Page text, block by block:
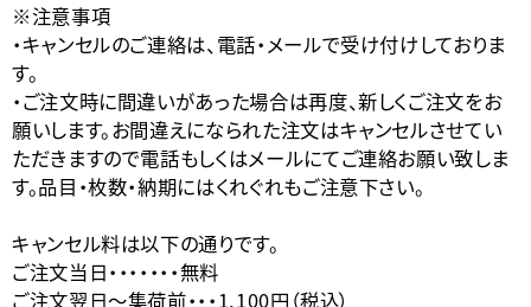
※注意事項
・キャンセルのご連絡は、電話・メールで受け付けしておりま
す。
・ご注文時に間違いがあった場合は再度、新しくご注文をお
願いします。お間違えになられた注文はキャンセルさせてい
ただきますので電話もしくはメールにてご連絡お願い致しま
す。品目・枚数・納期にはくれぐれもご注意下さい。
キャンセル料は以下の通りです。
ご注文当日・・・・・・・無料
ご注文翌日〜集荷前・・・1,100円（税込）